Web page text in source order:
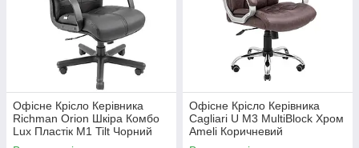
Офісне Крісло Керівника
Richman Orion Шкіра Комбо
Lux Пластік М1 Tilt Чорний
Офісне Крісло Керівника
Cagliari U М3 MultiBlock Хром
Ameli Коричневий